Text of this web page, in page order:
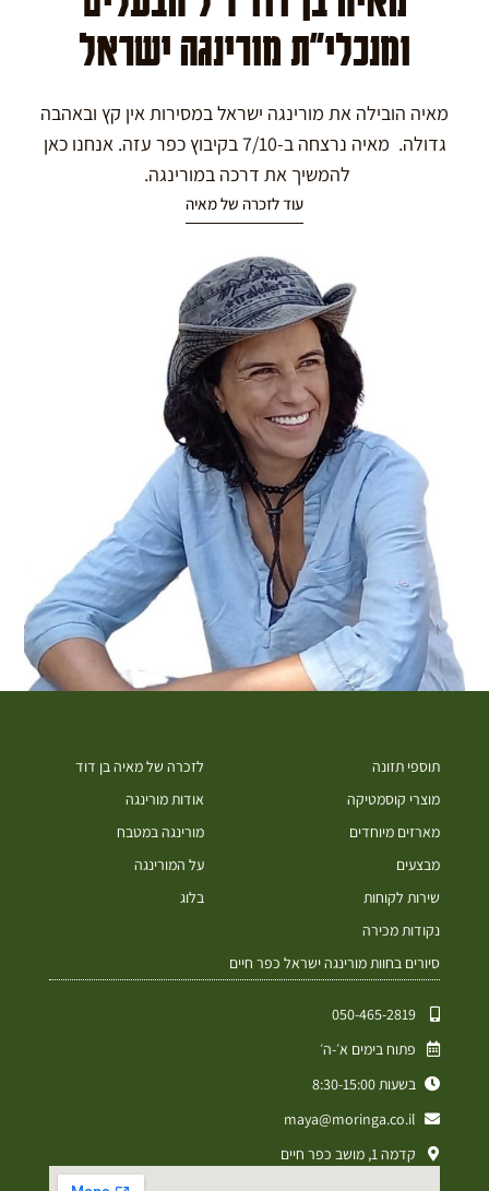
ומנכלי"ת מורינגה ישראל
מאיה הובילה את מורינגה ישראל במסירות אין קץ ובאהבה
גדולה. מאיה נרצחה ב-7/10 בקיבוץ כפר עזה. אנחנו כאן
להמשיך את דרכה במורינגה.
עוד לזכרה של מאיה
תוספי תזונה
מוצרי קוסמטיקה
מארזים מיוחדים
מבצעים
שירות לקוחות
נקודות מכירה
סיורים בחוות מורינגה ישראל כפר חיים
לזכרה של מאיה בן דוד
אודות מורינגה
מורינגה במטבח
על המורינגה
בלוג
050-465-2819⁩
פתוח בימים א׳-ה׳
בשעות 8:30-15:00
maya@moringa.co.il
קדמה 1, מושב כפר חיים